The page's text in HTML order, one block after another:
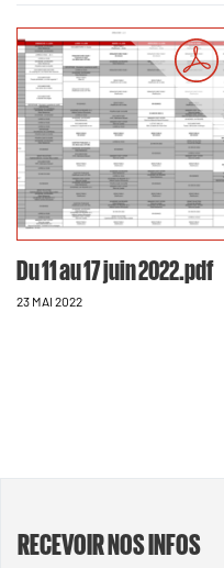
Du 11 au 17 juin 2022.pdf
23 MAI 2022
RECEVOIR NOS INFOS